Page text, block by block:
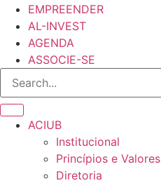
EMPREENDER
AL-INVEST
AGENDA
ASSOCIE-SE
ACIUB
Institucional
Princípios e Valores​
Diretoria